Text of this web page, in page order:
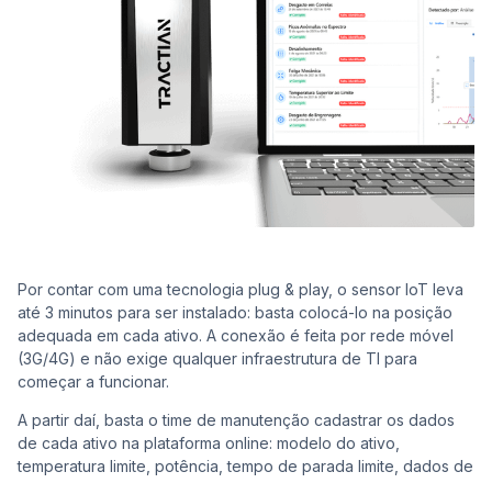
Por contar com uma tecnologia plug & play, o sensor IoT leva
até 3 minutos para ser instalado: basta colocá-lo na posição
adequada em cada ativo. A conexão é feita por rede móvel
(3G/4G) e não exige qualquer infraestrutura de TI para
começar a funcionar.
A partir daí, basta o time de manutenção cadastrar os dados
de cada ativo na plataforma online: modelo do ativo,
temperatura limite, potência, tempo de parada limite, dados de